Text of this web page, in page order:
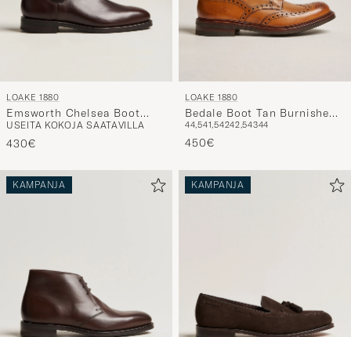
LOAKE 1880
Emsworth Chelsea Boot
Dark Brown Leather
USEITA KOKOJA SAATAVILLA
430€
LOAKE 1880
Bedale Boot Tan Burnished
Calf
44,541,54242,54344
450€
KAMPANJA KAMPANJA